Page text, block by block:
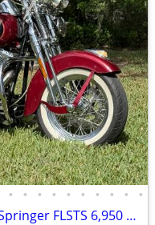
• • • • • • • • • •
2001 Harley Davidson Heritage Springer FLSTS 6,950 miles,